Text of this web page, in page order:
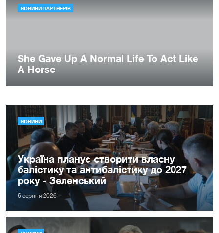
НОВИНИ
Україна планує створити власну
балістику та антибалістику до 2027
року - Зеленський
6 серпня 2026